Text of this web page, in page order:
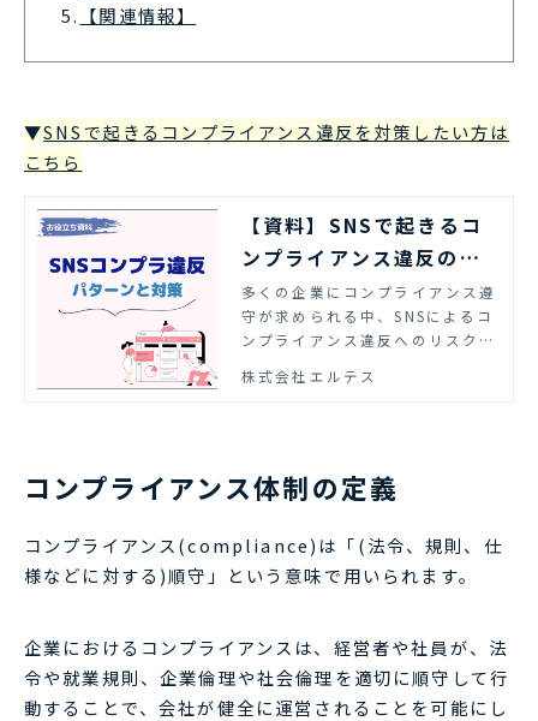
5. 【関連情報】
▼SNSで起きるコンプライアンス違反を対策したい方は
こちら
【資料】SNSで起きるコ
ンプライアンス違反のパ
ターンと対策 | エルテス
多くの企業にコンプライアンス遵
守が求められる中、SNSによるコ
ンプライアンス違反へのリスク対
ンプライアンス対策の一助となる
用ください。
株式会社エルテス
コンプライアンス体制の定義
コンプライアンス(compliance)は「(法令、規則、仕
様などに対する)順守」という意味で用いられます。
企業におけるコンプライアンスは、経営者や社員が、法
令や就業規則、企業倫理や社会倫理を適切に順守して行
動することで、会社が健全に運営されることを可能にし